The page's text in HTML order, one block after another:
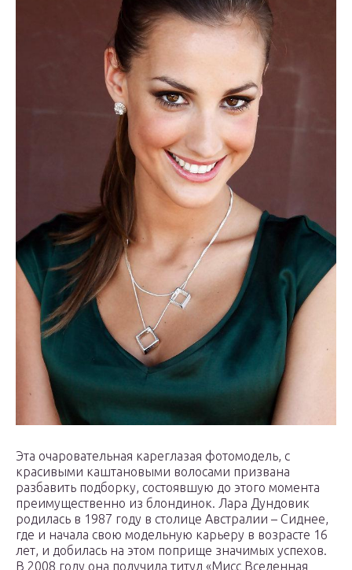
Эта очаровательная кареглазая фотомодель, с
красивыми каштановыми волосами призвана
разбавить подборку, состоявшую до этого момента
преимущественно из блондинок. Лара Дундовик
родилась в 1987 году в столице Австралии – Сиднее,
где и начала свою модельную карьеру в возрасте 16
лет, и добилась на этом поприще значимых успехов.
В 2008 году она получила титул «Мисс Вселенная